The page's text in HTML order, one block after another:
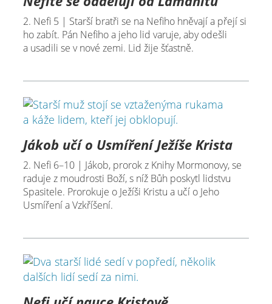
2. Nefi 5 | Starší bratři se na Nefiho hněvají a přejí si
ho zabít. Pán Nefiho a jeho lid varuje, aby odešli
a usadili se v nové zemi. Lid žije šťastně.
Jákob učí o Usmíření Ježíše Krista
2. Nefi 6–10 | Jákob, prorok z Knihy Mormonovy, se
raduje z moudrosti Boží, s níž Bůh poskytl lidstvu
Spasitele. Prorokuje o Ježíši Kristu a učí o Jeho
Usmíření a Vzkříšení.